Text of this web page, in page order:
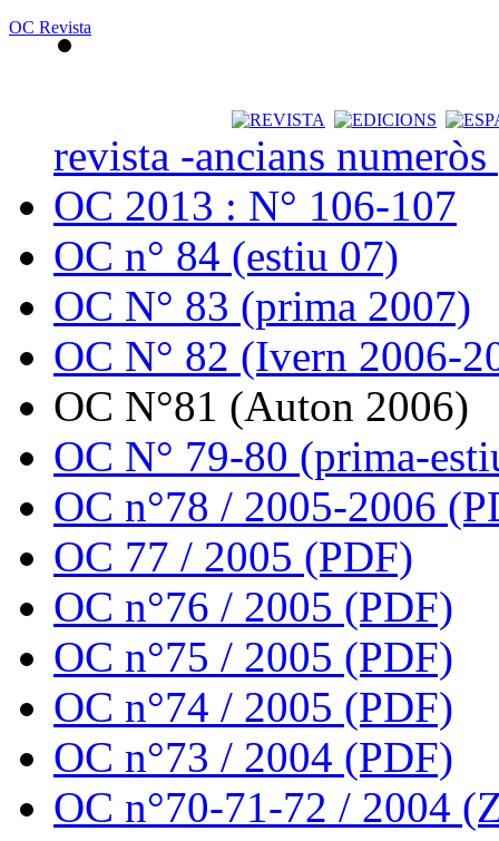
OC Revista
revista -ancians
OC 2013 : N° 106-107
OC n° 84 (estiu 07)
OC N° 83 (prima 2007)
OC N° 82 (Ivern 2006-
OC N°81 (Auton 2006)
OC N° 79-80 (prima-
OC n°78 / 2005-2006
OC 77 / 2005 (PDF)
OC n°76 / 2005 (PDF)
OC n°75 / 2005 (PDF)
OC n°74 / 2005 (PDF)
OC n°73 / 2004 (PDF)
OC n°70-71-72 / 2004